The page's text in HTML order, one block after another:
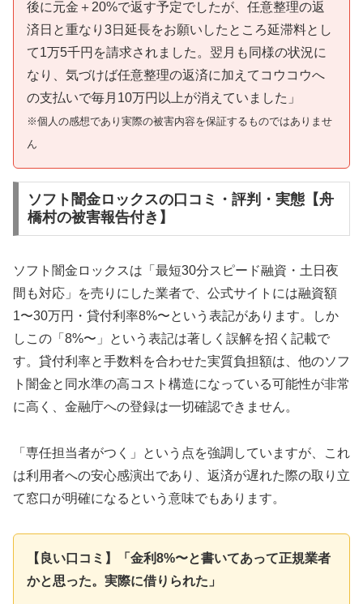
後に元金＋20%で返す予定でしたが、任意整理の返
済日と重なり3日延長をお願いしたところ延滞料とし
て1万5千円を請求されました。翌月も同様の状況に
なり、気づけば任意整理の返済に加えてコウコウへ
の支払いで毎月10万円以上が消えていました」
※個人の感想であり実際の被害内容を保証するものではありませ
ん
ソフト闇金ロックスの口コミ・評判・実態【舟
橋村の被害報告付き】
ソフト闇金ロックスは「最短30分スピード融資・土日夜
間も対応」を売りにした業者で、公式サイトには融資額
1〜30万円・貸付利率8%〜という表記があります。しか
しこの「8%〜」という表記は著しく誤解を招く記載で
す。貸付利率と手数料を合わせた実質負担額は、他のソフ
ト闇金と同水準の高コスト構造になっている可能性が非常
に高く、金融庁への登録は一切確認できません。
「専任担当者がつく」という点を強調していますが、これ
は利用者への安心感演出であり、返済が遅れた際の取り立
て窓口が明確になるという意味でもあります。
【良い口コミ】「金利8%〜と書いてあって正規業者
かと思った。実際に借りられた」